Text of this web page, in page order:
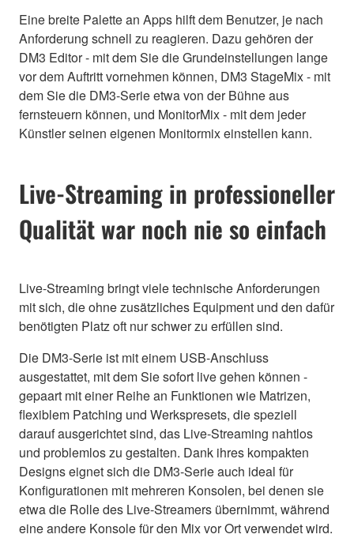
Eine breite Palette an Apps hilft dem Benutzer, je nach
Anforderung schnell zu reagieren. Dazu gehören der
DM3 Editor - mit dem Sie die Grundeinstellungen lange
vor dem Auftritt vornehmen können, DM3 StageMix - mit
dem Sie die DM3-Serie etwa von der Bühne aus
fernsteuern können, und MonitorMix - mit dem jeder
Künstler seinen eigenen Monitormix einstellen kann.
Live-Streaming in professioneller
Qualität war noch nie so einfach
Live-Streaming bringt viele technische Anforderungen
mit sich, die ohne zusätzliches Equipment und den dafür
benötigten Platz oft nur schwer zu erfüllen sind.
Die DM3-Serie ist mit einem USB-Anschluss
ausgestattet, mit dem Sie sofort live gehen können -
gepaart mit einer Reihe an Funktionen wie Matrizen,
flexiblem Patching und Werkspresets, die speziell
darauf ausgerichtet sind, das Live-Streaming nahtlos
und problemlos zu gestalten. Dank ihres kompakten
Designs eignet sich die DM3-Serie auch ideal für
Konfigurationen mit mehreren Konsolen, bei denen sie
etwa die Rolle des Live-Streamers übernimmt, während
eine andere Konsole für den Mix vor Ort verwendet wird.